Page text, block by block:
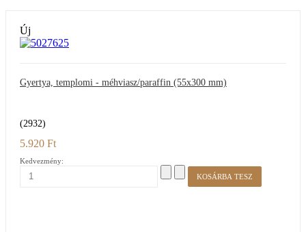
Új
Gyertya, templomi - méhviasz/paraffin (55x300 mm)
(2932)
5.920 Ft
Kedvezmény: